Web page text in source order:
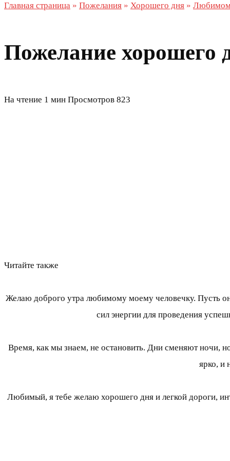
Главная страница » Пожелания » Хорошего дня »
Пожелание
На чтение 1 мин Просмотров 823
Читайте также
Желаю доброго утра любимому моему человечку. Пусть
сил энергии для проведения
Время, как мы знаем, не остановить. Дни сменяют ночи,
ярко, и
Любимый, я тебе желаю хорошего дня и легкой дороги,